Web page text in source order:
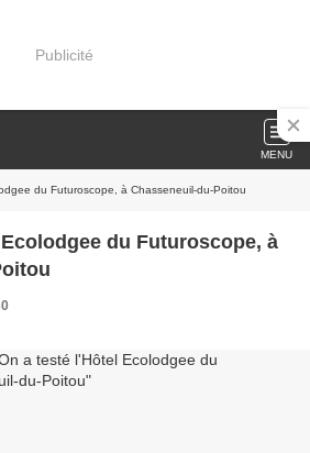
Publicité
MENU
du Futuroscope, à Chasseneuil-du-Poitou
du Futuroscope, à